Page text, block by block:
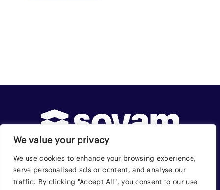
We value your privacy
We use cookies to enhance your browsing experience,
serve personalised ads or content, and analyse our
traffic. By clicking "Accept All", you consent to our use